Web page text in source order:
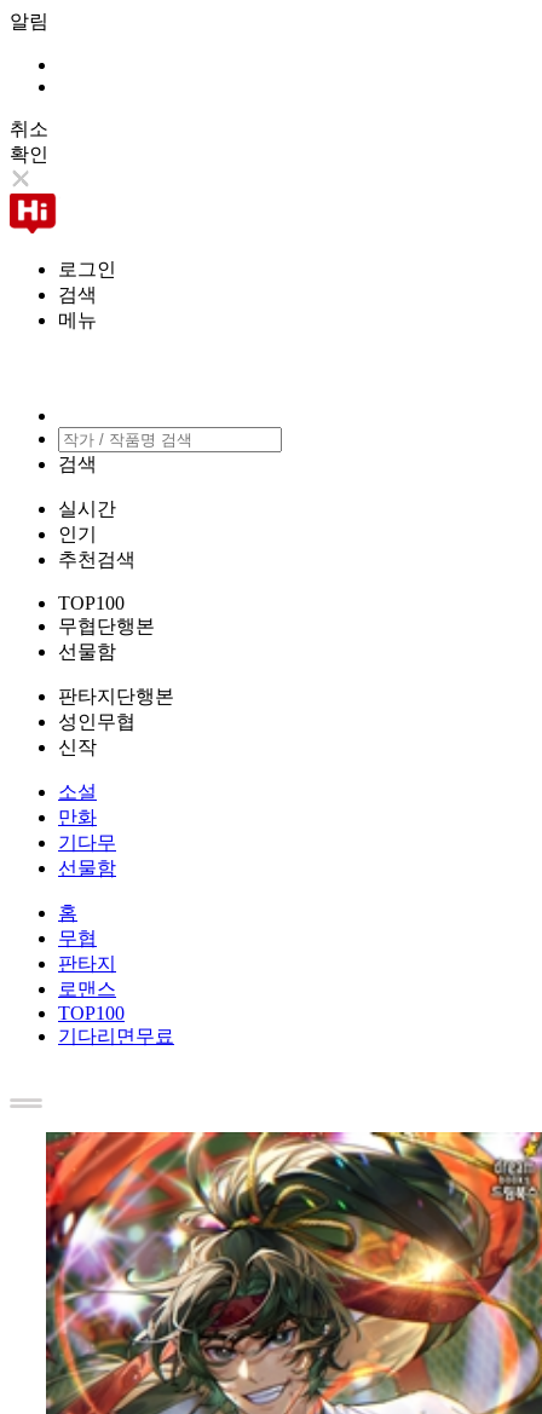
알림
취소
확인
로그인
검색
메뉴
검색
실시간
인기
추천검색
TOP100
무협단행본
선물함
판타지단행본
성인무협
신작
소설
만화
기다무
선물함
홈
무협
판타지
로맨스
TOP100
기다리면무료